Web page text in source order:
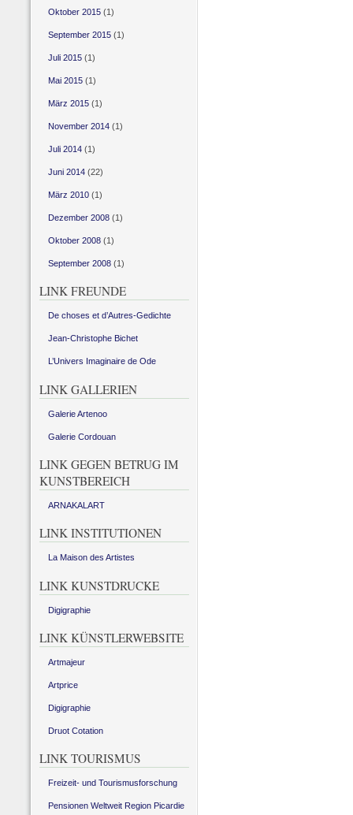
Oktober 2015(1)
September 2015(1)
Juli 2015(1)
Mai 2015(1)
März 2015(1)
November 2014(1)
Juli 2014(1)
Juni 2014(22)
März 2010(1)
Dezember 2008(1)
Oktober 2008(1)
September 2008(1)
LINK FREUNDE
De choses et d’Autres-Gedichte
Jean-Christophe Bichet
L’Univers Imaginaire de Ode
LINK GALLERIEN
Galerie Artenoo
Galerie Cordouan
LINK GEGEN BETRUG IM
KUNSTBEREICH
ARNAKALART
LINK INSTITUTIONEN
La Maison des Artistes
LINK KUNSTDRUCKE
Digigraphie
LINK KÜNSTLERWEBSITE
Artmajeur
Artprice
Digigraphie
Druot Cotation
LINK TOURISMUS
Freizeit- und Tourismusforschung
Pensionen Weltweit Region Picardie